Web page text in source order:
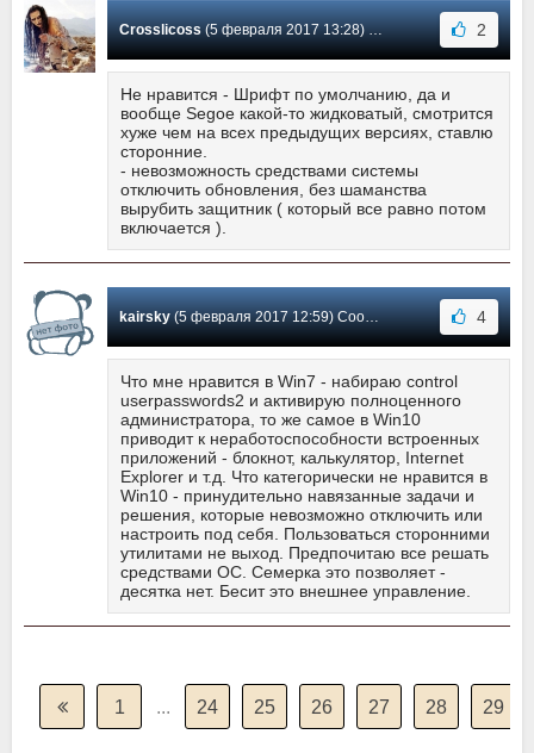
Crosslicoss(5 февраля 2017 13:28) Сообщение #2 2
Не нравится - Шрифт по умолчанию, да и
вообще Segoe какой-то жидковатый, смотрится
хуже чем на всех предыдущих версиях, ставлю
сторонние.
- невозможность средствами системы
отключить обновления, без шаманства
вырубить защитник ( который все равно потом
включается ).
kairsky(5 февраля 2017 12:59) Сообщение #1 4
Что мне нравится в Win7 - набираю control
userpasswords2 и активирую полноценного
администратора, то же самое в Win10
приводит к неработоспособности встроенных
приложений - блокнот, калькулятор, Internet
Explorer и т.д. Что категорически не нравится в
Win10 - принудительно навязанные задачи и
решения, которые невозможно отключить или
настроить под себя. Пользоваться сторонними
утилитами не выход. Предпочитаю все решать
средствами ОС. Семерка это позволяет -
десятка нет. Бесит это внешнее управление.
1 ... 24 25 26 27 28 29